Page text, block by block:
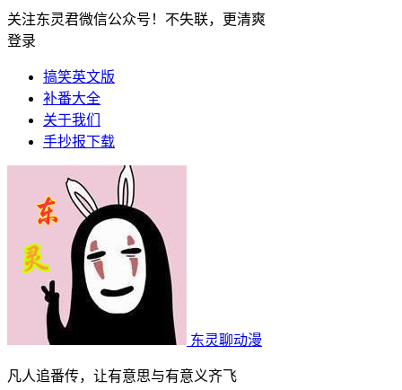
关注东灵君微信公众号！不失联，更清爽
登录
搞笑英文版
补番大全
关于我们
手抄报下载
东灵聊动漫
凡人追番传，让有意思与有意义齐飞